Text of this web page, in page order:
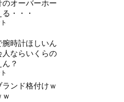
のオーバーホー
・・・
腕時計ほしいん
人ならいくらの
？
ンド格付けｗ
ｗ